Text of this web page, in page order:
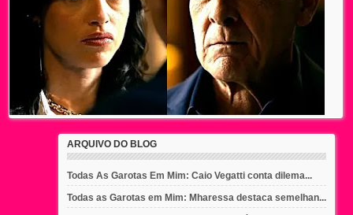
ARQUIVO DO BLOG
Todas As Garotas Em Mim: Caio Vegatti conta dilema...
Todas as Garotas em Mim: Mharessa destaca semelhan...